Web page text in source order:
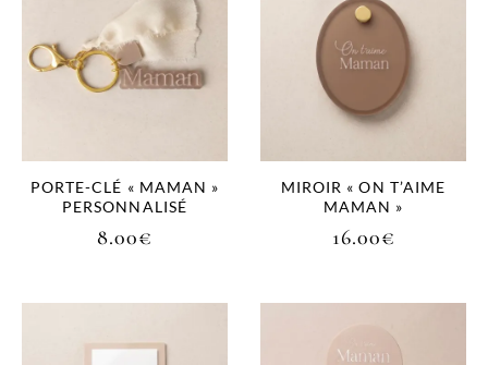
PORTE-CLÉ « MAMAN »
PERSONNALISÉ
8.00€
MIROIR « ON T’AIME
MAMAN »
16.00€